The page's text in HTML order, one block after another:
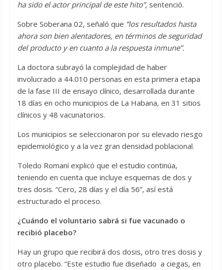
ha sido el actor principal de este hito”, sentenció.
Sobre Soberana 02, señaló que “los resultados hasta
ahora son bien alentadores, en términos de seguridad
del producto y en cuanto a la respuesta inmune”.
La doctora subrayó la complejidad de haber
involucrado a 44.010 personas en esta primera etapa
de la fase III de ensayo clínico, desarrollada durante
18 días en ocho municipios de La Habana, en 31 sitios
clínicos y 48 vacunatorios.
Los municipios se seleccionaron por su elevado riesgo
epidemiológico y a la vez gran densidad poblacional.
Toledo Romaní explicó que el estudio continúa,
teniendo en cuenta que incluye esquemas de dos y
tres dosis. “Cero, 28 días y el día 56”, así está
estructurado el proceso.
¿Cuándo el voluntario sabrá si fue vacunado o
recibió placebo?
Hay un grupo que recibirá dos dosis, otro tres dosis y
otro placebo. “Este estudio fue diseñado a ciegas, en